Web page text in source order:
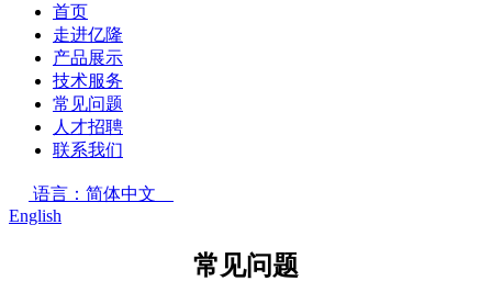
首页
走进亿隆
产品展示
技术服务
常见问题
人才招聘
联系我们
语言：简体中文
English
常见问题